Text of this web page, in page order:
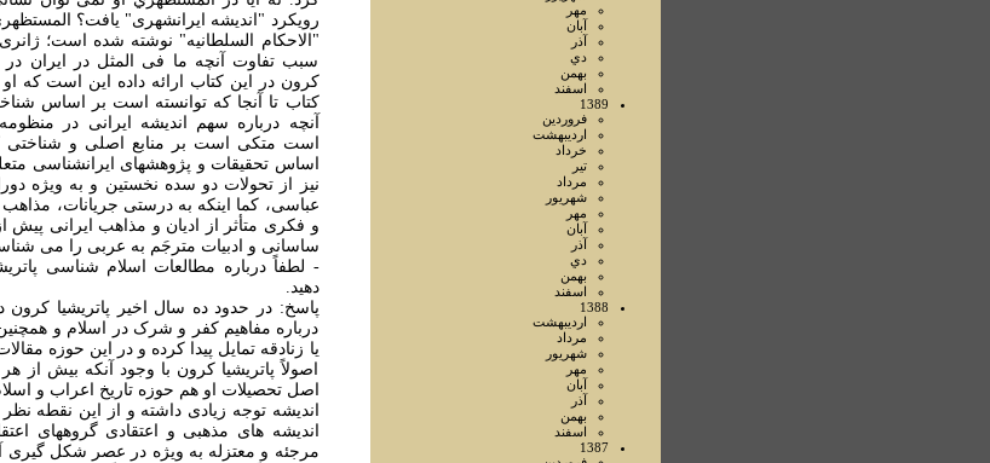
مهر
آبان
آذر
دي
بهمن
اسفند
1389
فروردين
ارديبهشت
خرداد
تير
مرداد
شهريور
مهر
آبان
آذر
دي
بهمن
اسفند
1388
ارديبهشت
مرداد
شهريور
مهر
آبان
آذر
بهمن
اسفند
1387
رويکرد "انديشه ايرانشهری" يافت؟
"الاحکام السلطانيه" نوشته شده است؛
سبب تفاوت آنچه ما فی المثل در ايران در
کرون در اين کتاب ارائه داده اين است که
کتاب تا آنجا که توانسته است بر اساس
آنچه درباره سهم انديشه ايرانی در
است متکی است بر منابع اصلی و شناختی
اساس تحقيقات و پژوهشهای ايرانشناسی
نيز از تحولات دو سده نخستين و به ويژه
عباسی، کما اينکه به درستی جريانات،
و فکری متأثر از اديان و مذاهب ايرانی پيش
ساسانی و ادبيات مترجَم به عربی را می
- لطفاً درباره مطالعات اسلام شناسی
دهيد.
پاسخ: در حدود ده سال اخير پاتريشيا
درباره مفاهيم کفر و شرک در اسلام و
يا زنادقه تمايل پيدا کرده و در اين حوزه
اصولاً پاتريشيا کرون با وجود آنکه بيش
اصل تحصيلات او هم حوزه تاريخ اعراب و
انديشه توجه زیادی داشته و از اين نقطه
اندیشه های مذهبی و اعتقادی گروههای
مرجئه و معتزله به ويژه در عصر شکل گيری